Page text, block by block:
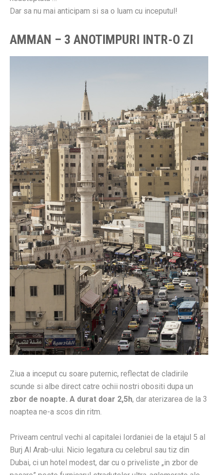
Dar sa nu mai anticipam si sa o luam cu inceputul!
AMMAN – 3 ANOTIMPURI INTR-O ZI
Ziua a inceput cu soare puternic, reflectat de cladirile
scunde si albe direct catre ochii nostri obositi dupa un
zbor de noapte. A durat doar 2,5h, dar aterizarea de la 3
noaptea ne-a scos din ritm.
Priveam centrul vechi al capitalei Iordaniei de la etajul 5 al
Burj Al Arab-ului. Nicio legatura cu celebrul sau tiz din
Dubai, ci un hotel modest, dar cu o priveliste „in zbor de